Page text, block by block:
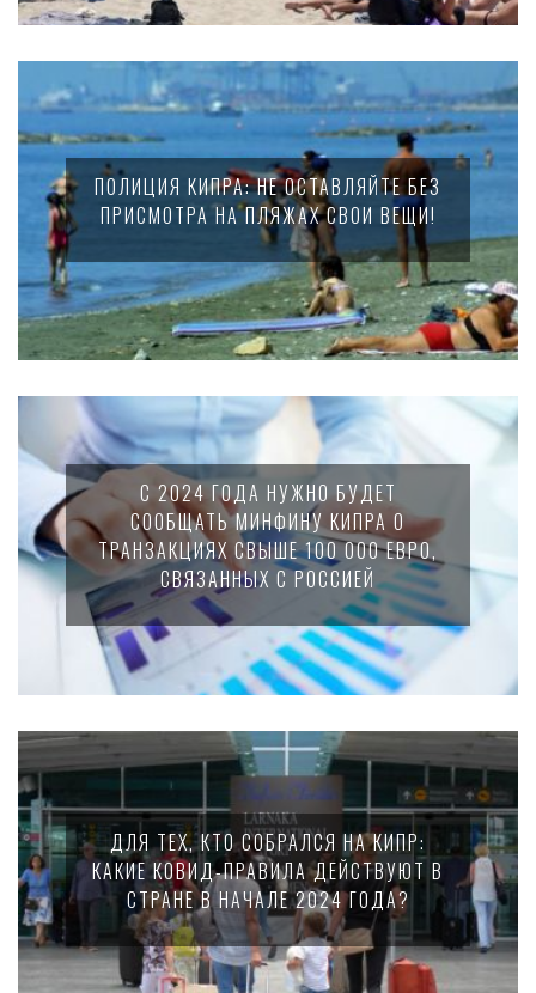
ПОЛИЦИЯ КИПРА: НЕ ОСТАВЛЯЙТЕ БЕЗ
ПРИСМОТРА НА ПЛЯЖАХ СВОИ ВЕЩИ!
С 2024 ГОДА НУЖНО БУДЕТ
СООБЩАТЬ МИНФИНУ КИПРА О
ТРАНЗАКЦИЯХ СВЫШЕ 100 000 ЕВРО,
СВЯЗАННЫХ С РОССИЕЙ
ДЛЯ ТЕХ, КТО СОБРАЛСЯ НА КИПР:
КАКИЕ КОВИД-ПРАВИЛА ДЕЙСТВУЮТ В
СТРАНЕ В НАЧАЛЕ 2024 ГОДА?